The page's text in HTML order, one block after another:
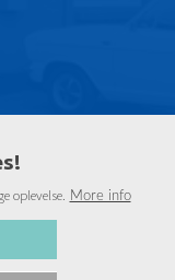
oplevelse. More info